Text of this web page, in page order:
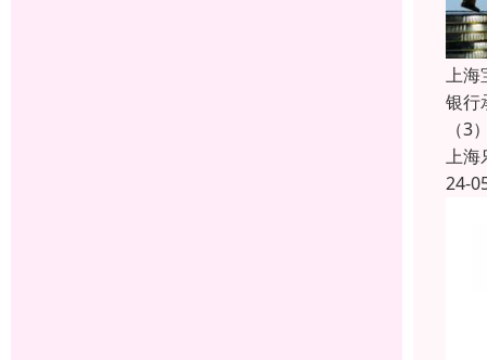
上海
银行
（
上海
24-